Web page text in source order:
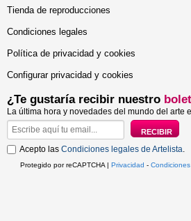
Tienda de reproducciones
Condiciones legales
Política de privacidad y cookies
Configurar privacidad y cookies
¿Te gustaría recibir nuestro
La última hora y novedades del mundo del arte
Acepto las Condiciones legales de Artelista.
Protegido por reCAPTCHA | Privacidad - Condiciones